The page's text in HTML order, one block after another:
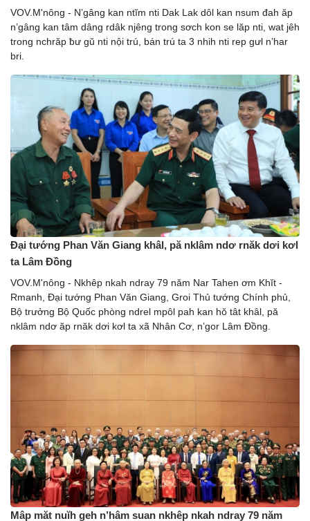
VOV.M'nông - N’gâng kan ntĭm nti Dak Lak dôl kan nsum đah ăp
n’gâng kan tâm dâng rdâk njêng trong sơch kon se lăp nti, wat jêh
trong nchrăp ƀư gŭ nti nội trú, bán trú ta 3 nhih nti rep gưl n’har
bri.
Đại tướng Phan Văn Giang khâl, pă nklâm ndơ rnăk dơi kơl
ta Lâm Đồng
VOV.M'nông - Nkhêp nkah ndray 79 năm Nar Tahen ơm Khĭt -
Rmanh, Đại tướng Phan Văn Giang, Groi Thủ tướng Chính phủ,
Bộ trưởng Bộ Quốc phòng ndrel mpôl pah kan hŏ tât khâl, pă
nklâm ndơ ăp rnăk dơi kơl ta xã Nhân Cơ, n’gor Lâm Đồng.
Mâp măt nuĭh geh n’hâm suan nkhêp nkah ndray 79 năm